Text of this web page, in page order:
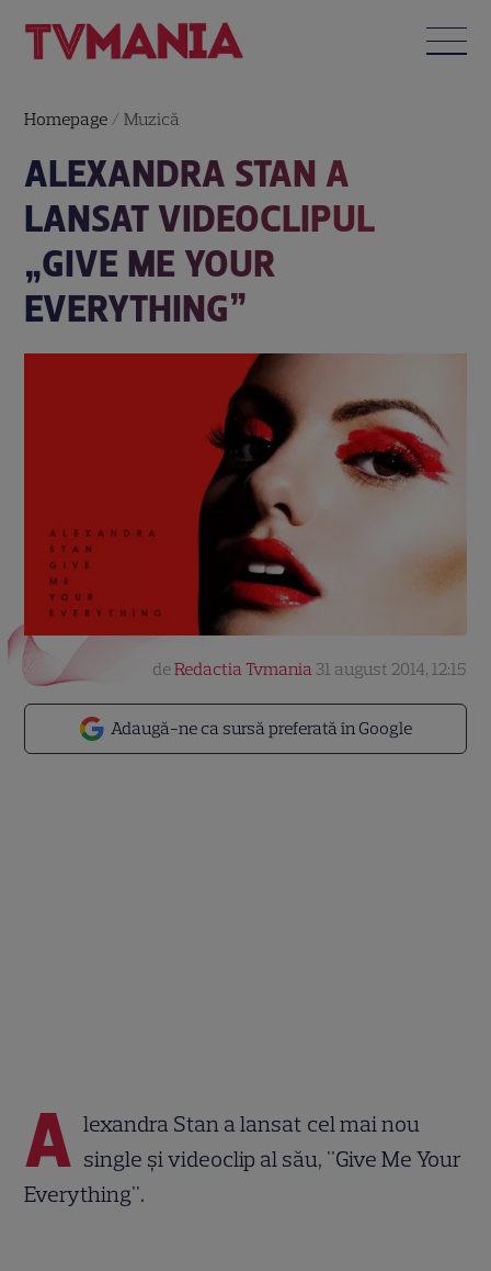
Homepage /Muzică
ALEXANDRA STAN A
LANSAT VIDEOCLIPUL
„GIVE ME YOUR
EVERYTHING”
Adaugă-ne ca sursă preferată în Google
deRedactia Tvmania 31 august 2014, 12:15
A lexandra Stan a lansat cel mai nou
single şi videoclip al său, "Give Me Your
Everything".